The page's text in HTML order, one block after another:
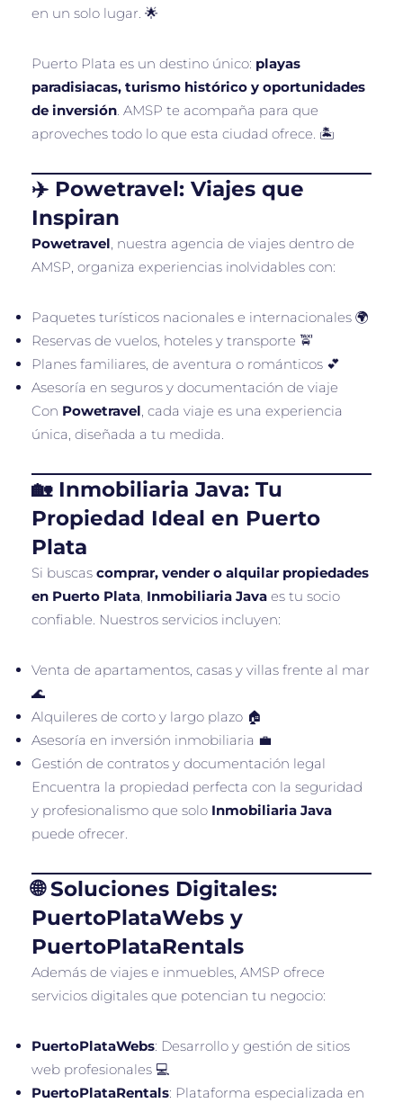
en un solo lugar. 🌟
Puerto Plata es un destino único: playas
paradisiacas, turismo histórico y oportunidades
de inversión. AMSP te acompaña para que
aproveches todo lo que esta ciudad ofrece. 🏝️
✈️ Powetravel: Viajes que
Inspiran
Powetravel, nuestra agencia de viajes dentro de
AMSP, organiza experiencias inolvidables con:
Paquetes turísticos nacionales e internacionales 🌍
Reservas de vuelos, hoteles y transporte 🚖
Planes familiares, de aventura o románticos 💕
Asesoría en seguros y documentación de viaje
Con Powetravel, cada viaje es una experiencia
única, diseñada a tu medida.
🏡 Inmobiliaria Java: Tu
Propiedad Ideal en Puerto
Plata
Si buscas comprar, vender o alquilar propiedades
en Puerto Plata, Inmobiliaria Java es tu socio
confiable. Nuestros servicios incluyen:
Venta de apartamentos, casas y villas frente al mar
🌊
Alquileres de corto y largo plazo 🏠
Asesoría en inversión inmobiliaria 💼
Gestión de contratos y documentación legal
Encuentra la propiedad perfecta con la seguridad
y profesionalismo que solo Inmobiliaria Java
puede ofrecer.
🌐 Soluciones Digitales:
PuertoPlataWebs y
PuertoPlataRentals
Además de viajes e inmuebles, AMSP ofrece
servicios digitales que potencian tu negocio:
PuertoPlataWebs: Desarrollo y gestión de sitios
web profesionales 💻
PuertoPlataRentals: Plataforma especializada en